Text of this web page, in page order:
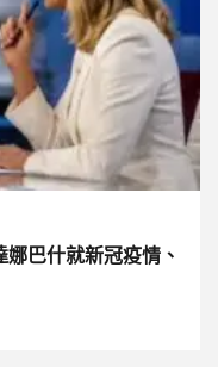
巴什就新冠疫情、